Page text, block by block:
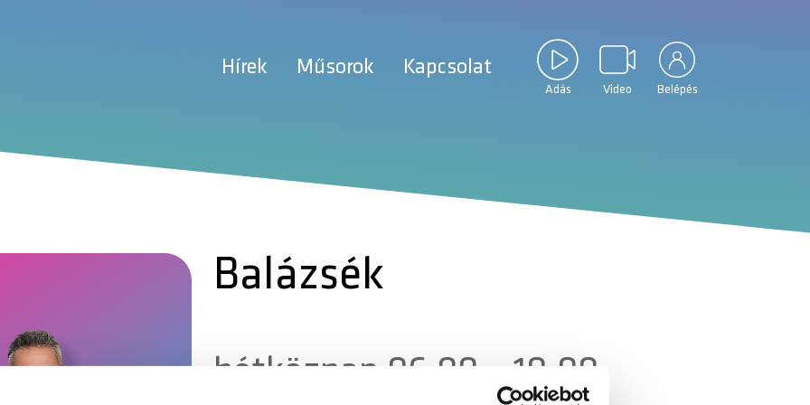
Hírek Műsorok Kapcsolat
Adás Video Belépés
Balázsék
hétköznap 06:00 – 10:00